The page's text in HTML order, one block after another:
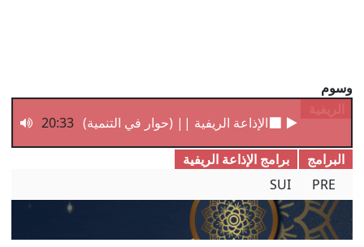
وسوم
الإذاعة الريفية || (حوار في التنمية) - مع الخبير
20:33
البرامج
برامج الإذاعة الریفیة
PRE
SUI